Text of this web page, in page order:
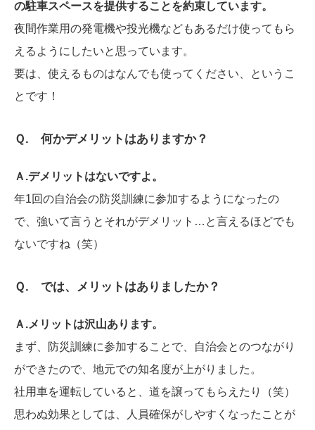
の駐車スペースを提供することを約束しています。
夜間作業用の発電機や投光機などもあるだけ使ってもら
えるようにしたいと思っています。
要は、使えるものはなんでも使ってください、というこ
とです！
Ｑ. 何かデメリットはありますか？
Ａ.デメリットはないですよ。
年1回の自治会の防災訓練に参加するようになったの
で、強いて言うとそれがデメリット…と言えるほどでも
ないですね（笑）
Ｑ. では、メリットはありましたか？
Ａ.メリットは沢山あります。
まず、防災訓練に参加することで、自治会とのつながり
ができたので、地元での知名度が上がりました。
社用車を運転していると、道を譲ってもらえたり（笑）
思わぬ効果としては、人員確保がしやすくなったことが